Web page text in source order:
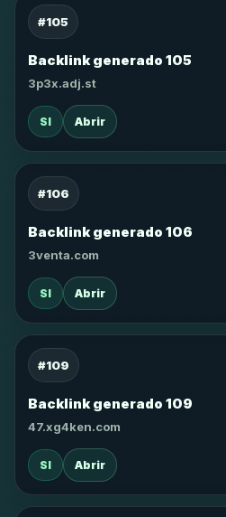
#105
Backlink generado 105
3p3x.adj.st
SI Abrir
#106
Backlink generado 106
3venta.com
SI Abrir
#109
Backlink generado 109
47.xg4ken.com
SI Abrir